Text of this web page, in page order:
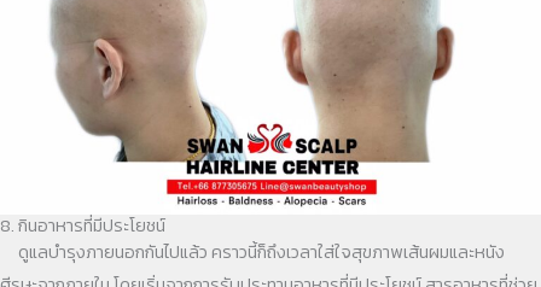
8. กินอาหารที่มีประโยชน์
ดูแลบำรุงภายนอกกันไปแล้ว คราวนี้ก็ถึงเวลาใส่ใจสุขภาพเส้นผมและหนัง